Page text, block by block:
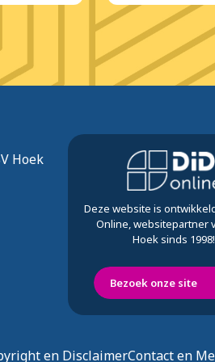
Hoek
Deze website is
Online, websitepartner
Hoek sinds 1998!
Bezoek onze site
en DisclaimerContact en